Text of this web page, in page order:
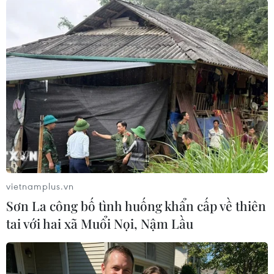
#Tiêm chủng #Vắcxin #Ưu tiên
#Pfizer/BioNTech
#AstraZeneca
#Novavax Australia
Theo dõi VietnamPlus
TIN LIÊN QUAN
vietnamplus.vn
Sơn La công bố tình huống khẩn cấp về thiên
tai với hai xã Muổi Nọi, Nậm Lầu